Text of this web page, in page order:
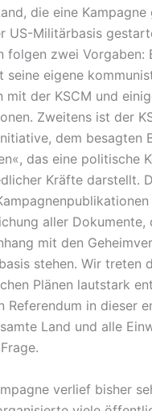
die eine Kampagne
US-Militärbasis
folgen zwei Vorgaben:
seine eigene
mit der KSCM und
Zweitens ist der
dem besagten
das eine politische
Kräfte darstellt.
aller Dokumente,
mit den
stehen. Wir treten
Plänen lautstark
Referendum in dieser
Land und alle
verlief bisher